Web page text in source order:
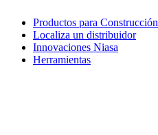
Productos para Construcción
Localiza un distribuidor
Innovaciones Niasa
Herramientas